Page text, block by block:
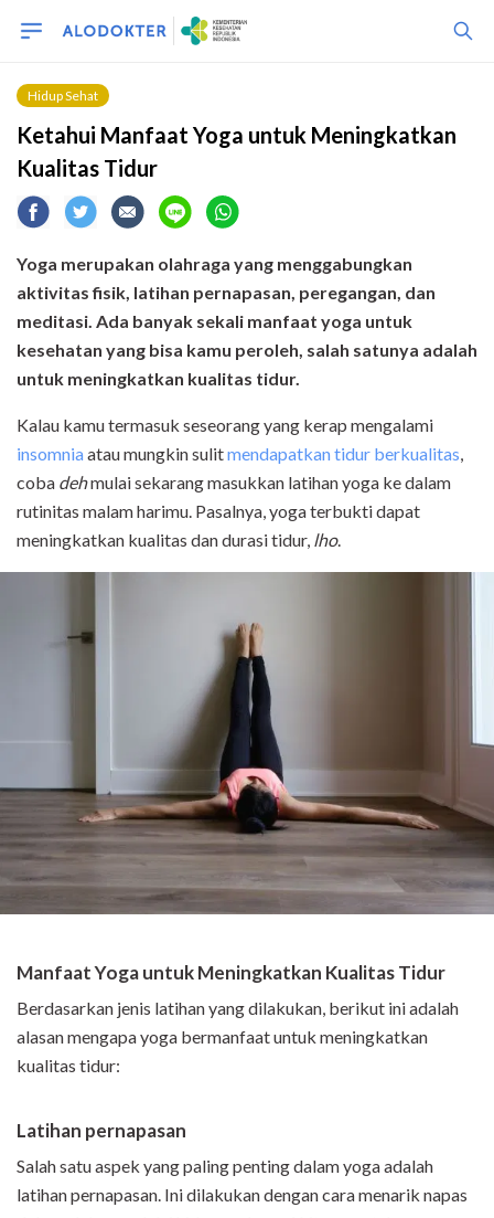
Hidup Sehat
Ketahui Manfaat Yoga untuk Meningkatkan
Kualitas Tidur
Yoga merupakan olahraga yang menggabungkan
aktivitas fisik, latihan pernapasan, peregangan, dan
meditasi. Ada banyak sekali manfaat yoga untuk
kesehatan yang bisa kamu peroleh, salah satunya adalah
untuk meningkatkan kualitas tidur.
Kalau kamu termasuk seseorang yang kerap mengalami
insomniaatau mungkin sulitmendapatkan tidur berkualitas,
coba dehmulai sekarang masukkan latihan yoga ke dalam
rutinitas malam harimu. Pasalnya, yoga terbukti dapat
meningkatkan kualitas dan durasi tidur, lho.
Manfaat Yoga untuk Meningkatkan Kualitas Tidur
Berdasarkan jenis latihan yang dilakukan, berikut ini adalah
alasan mengapa yoga bermanfaat untuk meningkatkan
kualitas tidur:
Latihan pernapasan
Salah satu aspek yang paling penting dalam yoga adalah
latihan pernapasan. Ini dilakukan dengan cara menarik napas